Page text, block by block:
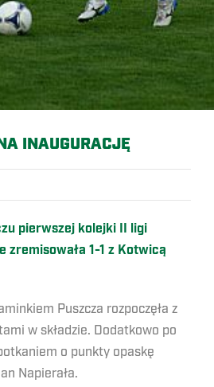
INAUGURACJĘ
pierwszej kolejki II ligi
zremisowała 1-1 z Kotwicą
Puszcza rozpoczęła z
w składzie. Dodatkowo po
o punkty opaskę
Napierała.